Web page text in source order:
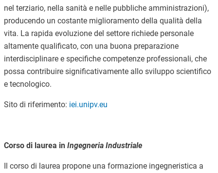
nel terziario, nella sanità e nelle pubbliche amministrazioni),
producendo un costante miglioramento della qualità della
vita. La rapida evoluzione del settore richiede personale
altamente qualificato, con una buona preparazione
interdisciplinare e specifiche competenze professionali, che
possa contribuire significativamente allo sviluppo scientifico
e tecnologico.
Sito di riferimento: iei.unipv.eu
Corso di laurea in Ingegneria Industriale
Il corso di laurea propone una formazione ingegneristica a